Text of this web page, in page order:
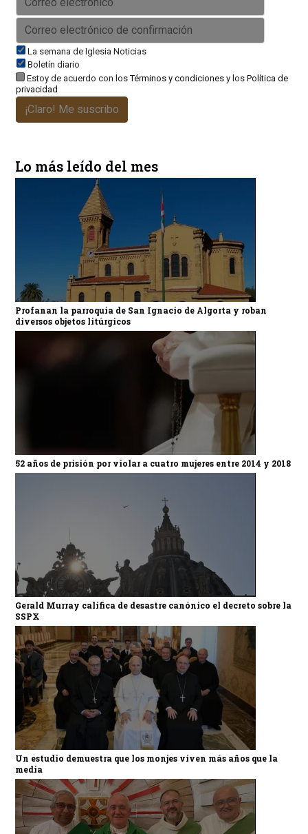
La semana de Iglesia Noticias
Boletín diario
Estoy de acuerdo con losTérminos y condicionesy los Política de
privacidad
¡Claro! Me suscribo
Lo más leído del mes
Profanan la parroquia de San Ignacio de Algorta y roban
diversos objetos litúrgicos
52 años de prisión por violar a cuatro mujeres entre 2014 y 2018
Gerald Murray califica de desastre canónico el decreto sobre la
SSPX
Un estudio demuestra que los monjes viven más años que la
media